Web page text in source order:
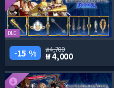
DLC
15 % 4,700
4,000